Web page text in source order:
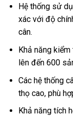
Hệ thống sử
xác với độ
cân.
Khả năng
lên đến 600
Các hệ thống
thọ cao, phù
Khả năng tích